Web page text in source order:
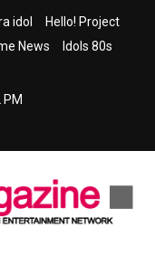
idol
Hello! Project
News
Idols 80s
PM